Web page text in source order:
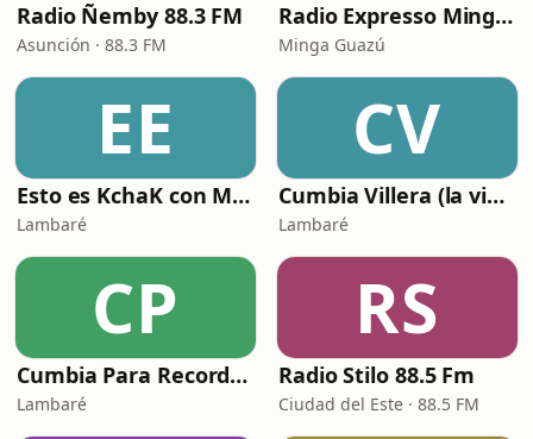
Radio Ñemby 88.3 FM
Asunción · 88.3 FM
Radio Expresso Minga Guazú
Minga Guazú
EE
Esto es KchaK con Monchi Bogarin Radio
Lambaré
CV
Cumbia Villera (la vieja escuela) Radio
Lambaré
CP
Cumbia Para Recordar con Monchi Bogarin
Lambaré
RS
Radio Stilo 88.5 Fm
Ciudad del Este · 88.5 FM